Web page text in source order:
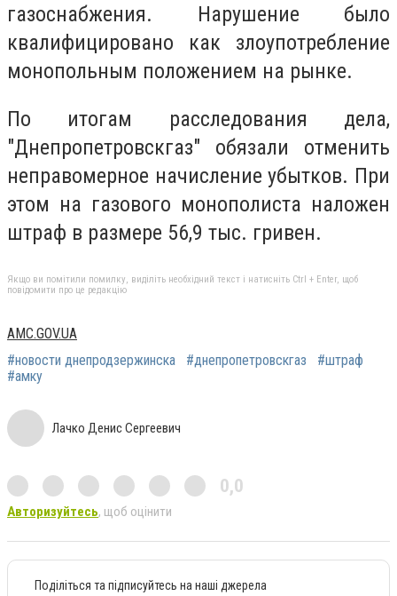
газоснабжения. Нарушение было
квалифицировано как злоупотребление
монопольным положением на рынке.
По итогам расследования дела,
"Днепропетровскгаз" обязали отменить
неправомерное начисление убытков. При
этом на газового монополиста наложен
штраф в размере 56,9 тыс. гривен.
Якщо ви помітили помилку, виділіть необхідний текст і натисніть Ctrl + Enter, щоб
повідомити про це редакцію
AMC.GOV.UA
#новости днепродзержинска
#днепропетровскгаз
#штраф
#амку
Лачко Денис Сергеевич
0,0
Авторизуйтесь, щоб оцінити
Поділіться та підписуйтесь на наші джерела